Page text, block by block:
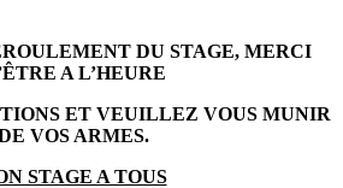
DU STAGE, MERCI
A L’HEURE
ET VEUILLEZ VOUS MUNIR
VOS ARMES.
STAGE A TOUS